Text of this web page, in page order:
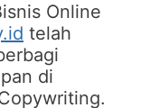
Online
telah
di